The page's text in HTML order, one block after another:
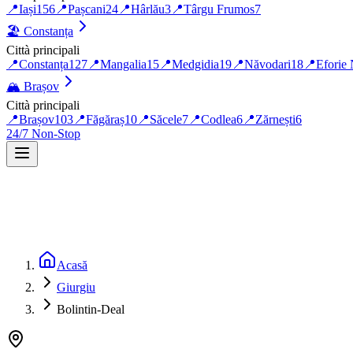
📍Iași156 📍Pașcani24 📍Hârlău3 📍Târgu Frumos7
🏖️ Constanța
Città principali
📍Constanța127 📍Mangalia15 📍Medgidia19 📍Năvodari18 📍Eforie
🏔️ Brașov
Città principali
📍Brașov103 📍Făgăraș10 📍Săcele7 📍Codlea6 📍Zărnești6
24/7 Non-Stop
Acasă
Giurgiu
Bolintin-Deal